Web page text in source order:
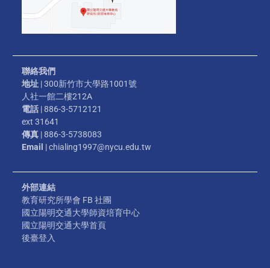
聯絡我們
地址 | 300新竹市大學路1001號
人社一館二樓212A
電話 | 886-3-5712121
ext 31641
傳真 | 886-3-5738083
Email | chialing1997@nycu.edu.tw
外部連結
教育研究所學會 FB 社團
國立陽明交通大學師資培育中心
國立陽明交通大學首頁
後臺登入